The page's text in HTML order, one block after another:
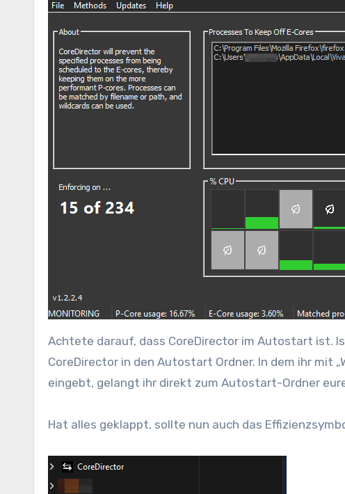
Achtete darauf, dass CoreDirector im Autostart ist.
CoreDirector in den Autostart Ordner. In dem ihr mit
eingebt, gelangt ihr direkt zum Autostart-Ordner
Hat alles geklappt, sollte nun auch das